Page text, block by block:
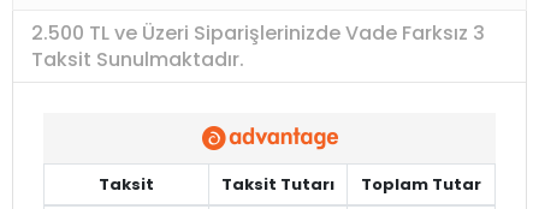
2.500 TL ve Üzeri Siparişlerinizde Vade Farksız 3
Taksit Sunulmaktadır.
Taksit Taksit Tutarı
Toplam Tutar